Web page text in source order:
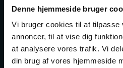
Denne hjemmeside bruger
Vi bruger cookies til at tilpasse
annoncer, til at vise dig
at analysere vores trafik. Vi
din brug af vores hjemmeside
Stücken an anderen
Schiffswand taucht 1994,
Sande auf. Heute befindet
Strandingsmuseum St.